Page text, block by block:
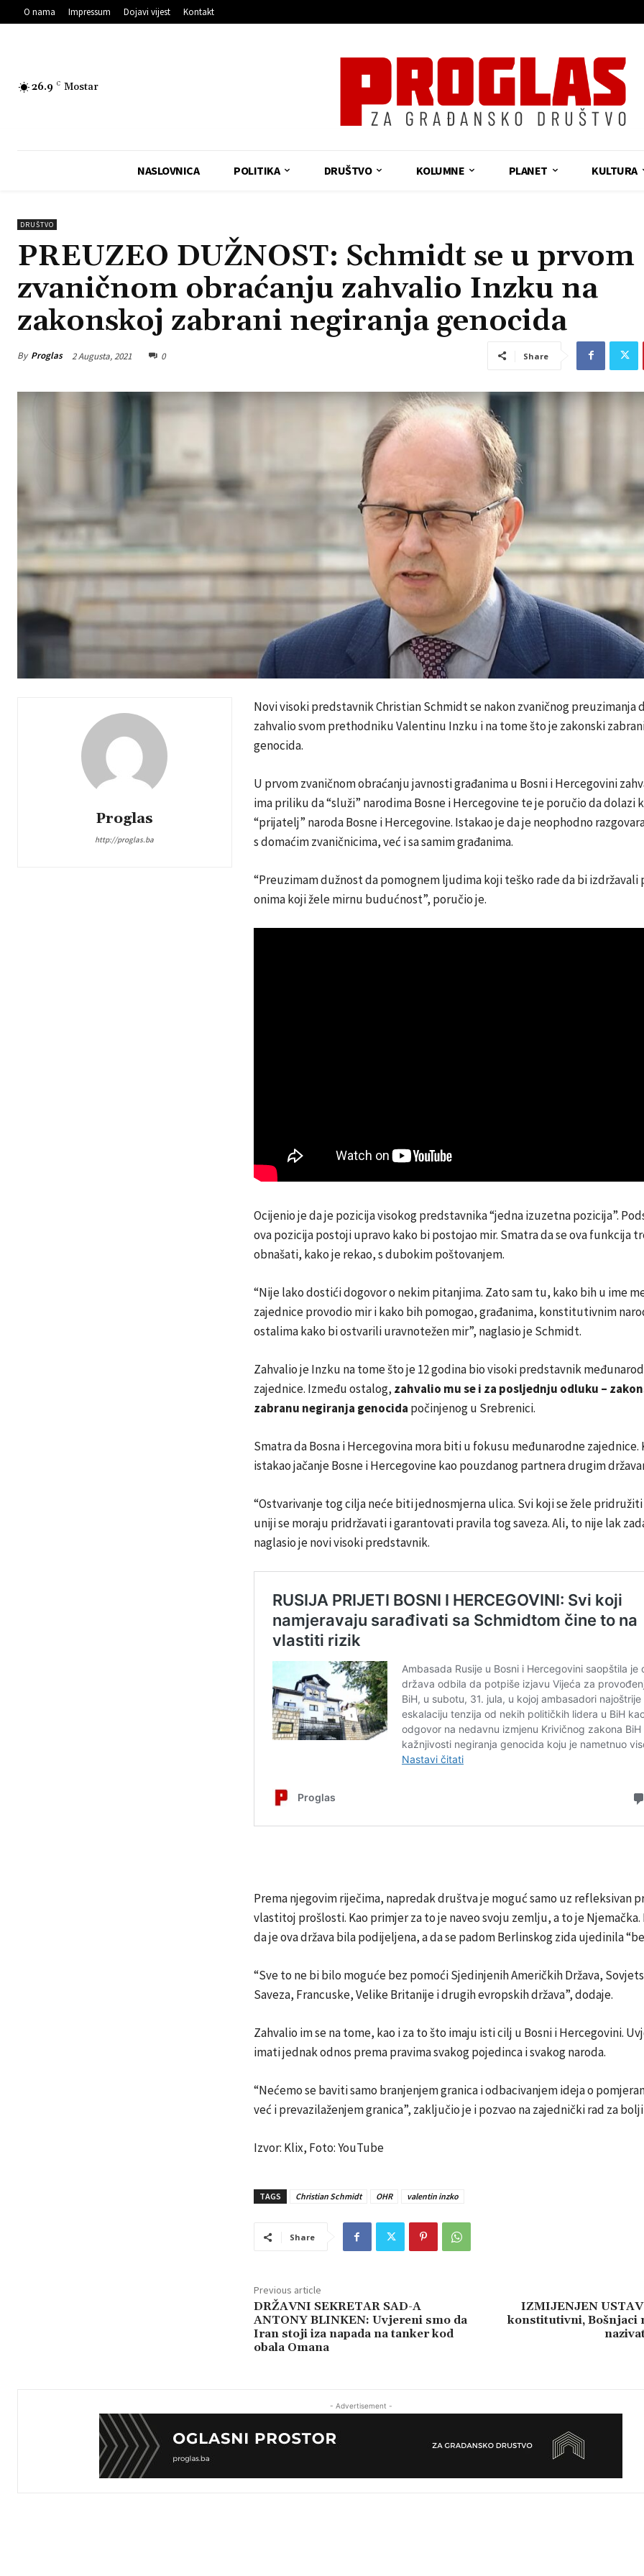
O nama Impressum Dojavi vijest Kontakt
26.9 C Mostar
NASLOVNICA POLITIKA DRUŠTVO KOLUMNE PLANET KULTURA
DRUŠTVO
PREUZEO DUŽNOST: Schmidt se u prvom
zvaničnom obraćanju zahvalio Inzku na
zakonskoj zabrani negiranja genocida
By Proglas 2 Augusta, 2021 0 Share
Proglas
http://proglas.ba
Novi visoki predstavnik Christian Schmidt se nakon zvaničnog preuzimanja
zahvalio svom prethodniku Valentinu Inzku i na tome što je zakonski
genocida.
U prvom zvaničnom obraćanju javnosti građanima u Bosni i Hercegovini
ima priliku da “služi” narodima Bosne i Hercegovine te je poručio da dolazi
“prijatelj” naroda Bosne i Hercegovine. Istakao je da je neophodno
s domaćim zvaničnicima, već i sa samim građanima.
“Preuzimam dužnost da pomognem ljudima koji teško rade da bi izdržavali
onima koji žele mirnu budućnost”, poručio je.
Ocijenio je da je pozicija visokog predstavnika “jedna izuzetna pozicija”.
ova pozicija postoji upravo kako bi postojao mir. Smatra da se ova funkcija
obnašati, kako je rekao, s dubokim poštovanjem.
“Nije lako dostići dogovor o nekim pitanjima. Zato sam tu, kako bih u ime
zajednice provodio mir i kako bih pomogao, građanima, konstitutivnim
ostalima kako bi ostvarili uravnotežen mir”, naglasio je Schmidt.
Zahvalio je Inzku na tome što je 12 godina bio visoki predstavnik
zajednice. Između ostalog, zahvalio mu se i za posljednju odluku –
zabranu negiranja genocida počinjenog u Srebrenici.
Smatra da Bosna i Hercegovina mora biti u fokusu međunarodne zajednice.
istakao jačanje Bosne i Hercegovine kao pouzdanog partnera drugim
“Ostvarivanje tog cilja neće biti jednosmjerna ulica. Svi koji se žele
uniji se moraju pridržavati i garantovati pravila tog saveza. Ali, to nije lak
naglasio je novi visoki predstavnik.
Prema njegovim riječima, napredak društva je moguć samo uz refleksivan
vlastitoj prošlosti. Kao primjer za to je naveo svoju zemlju, a to je
da je ova država bila podijeljena, a da se padom Berlinskog zida ujedinila
“Sve to ne bi bilo moguće bez pomoći Sjedinjenih Američkih Država,
Saveza, Francuske, Velike Britanije i drugih evropskih država”, dodaje.
Zahvalio im se na tome, kao i za to što imaju isti cilj u Bosni i Hercegovini.
imati jednak odnos prema pravima svakog pojedinca i svakog naroda.
“Nećemo se baviti samo branjenjem granica i odbacivanjem ideja o
već i prevazilaženjem granica”, zaključio je i pozvao na zajednički rad za
Izvor: Klix, Foto: YouTube
TAGS Christian Schmidt OHR valentin inzko
Share
Previous article
DRŽAVNI SEKRETAR SAD-A
ANTONY BLINKEN: Uvjereni smo da
Iran stoji iza napada na tanker kod
obala Omana
IZMIJENJEN
konstitutivni, Bošnjaci
- Advertisement -